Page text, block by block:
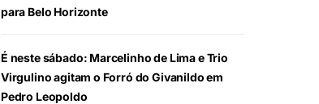
para Belo Horizonte
É neste sábado: Marcelinho de Lima e Trio
Virgulino agitam o Forró do Givanildo em
Pedro Leopoldo